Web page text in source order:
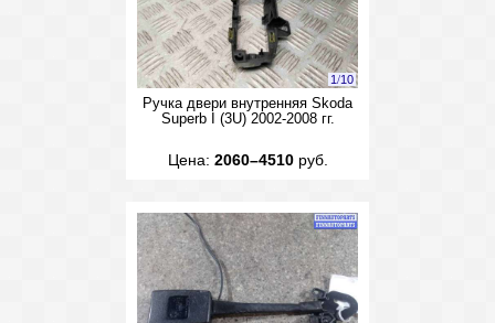
1/10
Ручка двери внутренняя Skoda
Superb I (3U) 2002-2008 гг.
Цена: 2060–4510руб.